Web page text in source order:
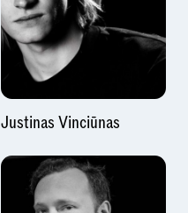
Justinas Vinciūnas